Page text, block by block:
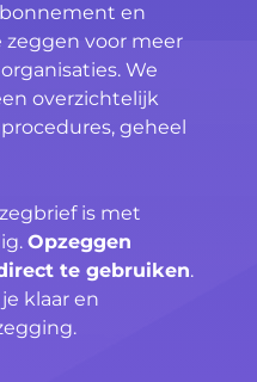
en
zeggen voor meer
We
overzichtelijk
geheel
is met
Opzeggen
te gebruiken.
klaar en